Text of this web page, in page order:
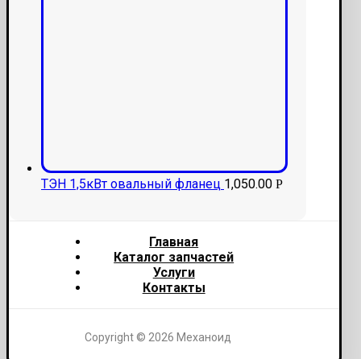
ТЭН 1,5кВт овальный фланец 1,050.00 Р
Главная
Каталог запчастей
Услуги
Контакты
Copyright © 2026 Механоид